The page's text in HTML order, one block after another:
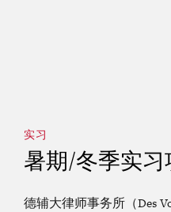
实习
暑期/冬季实习
德辅大律师事务所（Des